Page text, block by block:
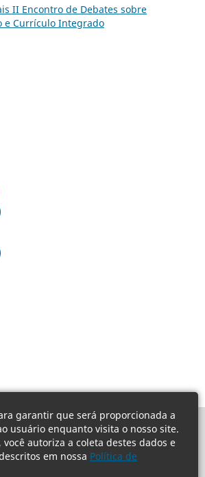
garantir que será proporcionada a
usuário enquanto visita o nosso site.
autoriza a coleta destes dados e
em nossa Política de
II Encontro de Debates sobre
e Currículo Integrado